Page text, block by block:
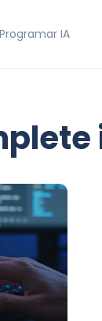
Programar IA